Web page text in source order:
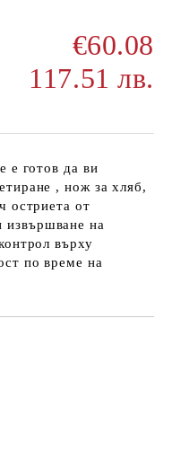
€60.08
117.51 лв.
е готов да ви
, нож за хляб,
остриета от
извършване на
върху
по време на